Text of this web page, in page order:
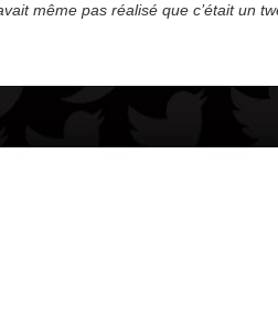
même pas réalisé que c’était un